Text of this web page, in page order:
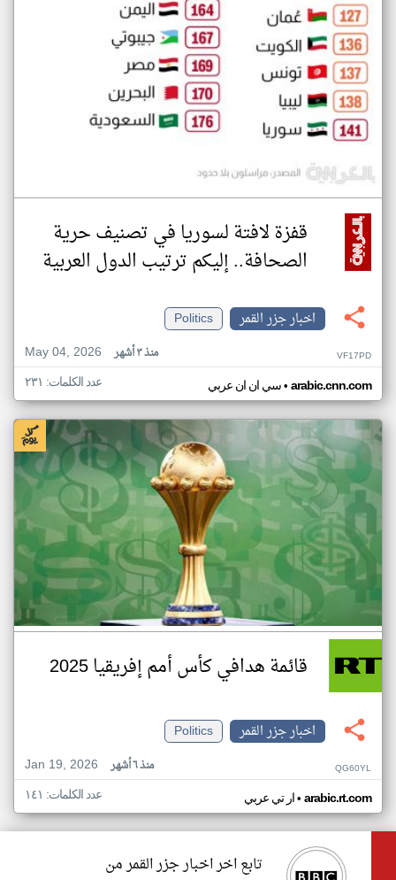
قفزة لافتة لسوريا في تصنيف حرية
الصحافة.. إليكم ترتيب الدول العربية
اخبار جزر القمر
Politics
May 04, 2026
منذ ٣ أشهر VF17PD
سي ان ان عربي• arabic.cnn.com عدد الكلمات: ٢٣١
قائمة هدافي كأس أمم إفريقيا 2025
اخبار جزر القمر
Politics
Jan 19, 2026
منذ ٦ أشهر QG60YL
ار تي عربي• arabic.rt.com عدد الكلمات: ١٤١
تابع اخر اخبار جزر القمر من